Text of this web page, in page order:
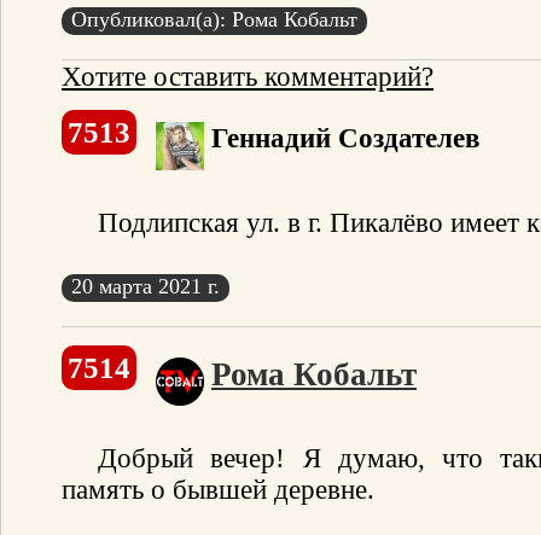
Опубликовал(а): Рома Кобальт
Хотите оставить комментарий?
7513 Геннадий Создателев
Подлипская ул. в г. Пикалёво имеет
20 марта 2021 г.
7514 Рома Кобальт
Добрый вечер! Я думаю, что
память о бывшей деревне.